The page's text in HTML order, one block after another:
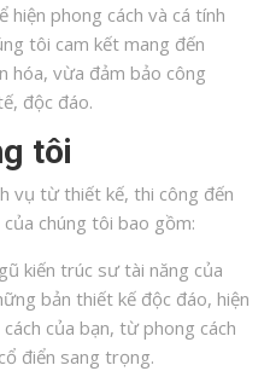
hiện phong cách và cá tính
tôi cam kết mang đến
hóa, vừa đảm bảo công
độc đáo.
tôi
vụ từ thiết kế, thi công đến
chúng tôi bao gồm:
kiến trúc sư tài năng của
bản thiết kế độc đáo, hiện
của bạn, từ phong cách
điển sang trọng.